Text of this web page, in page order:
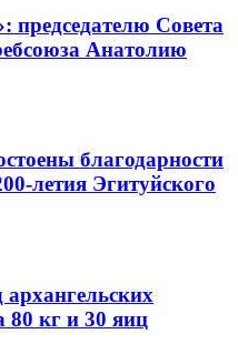
председателю Совета
Анатолию
благодарности
летия Эгитуйского
80 кг и 30 яиц